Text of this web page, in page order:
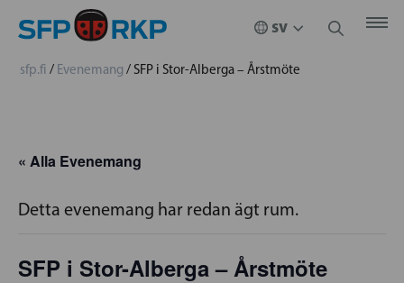
sfp.fi / Evenemang / SFP i Stor-Alberga – Årstmöte
« Alla Evenemang
Detta evenemang har redan ägt rum.
SFP i Stor-Alberga – Årstmöte